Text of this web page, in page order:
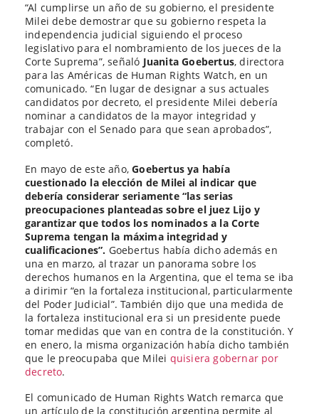
“Al cumplirse un año de su gobierno, el presidente
Milei debe demostrar que su gobierno respeta la
independencia judicial siguiendo el proceso
legislativo para el nombramiento de los jueces de la
Corte Suprema”, señaló Juanita Goebertus, directora
para las Américas de Human Rights Watch, en un
comunicado. “En lugar de designar a sus actuales
candidatos por decreto, el presidente Milei debería
nominar a candidatos de la mayor integridad y
trabajar con el Senado para que sean aprobados”,
completó.
En mayo de este año,Goebertus ya había
cuestionado la elección de Milei al indicar que
debería considerar seriamente “las serias
preocupaciones planteadas sobre el juez Lijo y
garantizar que todos los nominados a la Corte
Suprema tengan la máxima integridad y
cualificaciones”. Goebertus había dicho además en
una en marzo, al trazar un panorama sobre los
derechos humanos en la Argentina, que el tema se iba
a dirimir “en la fortaleza institucional, particularmente
del Poder Judicial”. También dijo que una medida de
la fortaleza institucional era si un presidente puede
tomar medidas que van en contra de la constitución. Y
en enero, la misma organización había dicho también
que le preocupaba que Milei quisiera gobernar por
decreto.
El comunicado de Human Rights Watch remarca que
un artículo de la constitución argentina permite al